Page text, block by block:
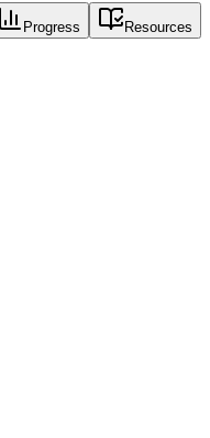
Progress Resources